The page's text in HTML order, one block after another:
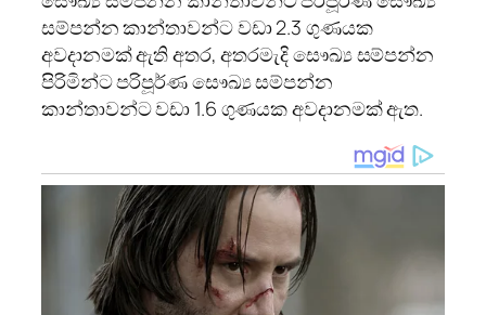
සම්පන්න කාන්තාවන්ට වඩා 2.3 ගුණයක
අවදානමක් ඇති අතර, අතරමැදි සෞඛ්‍ය සම්පන්න
පිරිමින්ට පරිපූර්ණ සෞඛ්‍ය සම්පන්න
කාන්තාවන්ට වඩා 1.6 ගුණයක අවදානමක් ඇත.